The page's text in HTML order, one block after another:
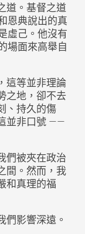
道。基督之道
恩典說出的真
虛己。他沒有
場面來高舉自
這等並非理論
之地，卻不去
、持久的傷
並非口號 ——
們被夾在政治
間。然而，我
和真理的福
們影響深遠。